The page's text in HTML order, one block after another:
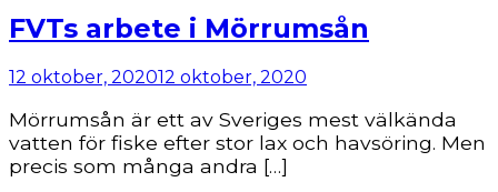
FVTs arbete i Mörrumsån
12 oktober, 202012 oktober, 2020
Mörrumsån är ett av Sveriges mest välkända
vatten för fiske efter stor lax och havsöring. Men
precis som många andra […]